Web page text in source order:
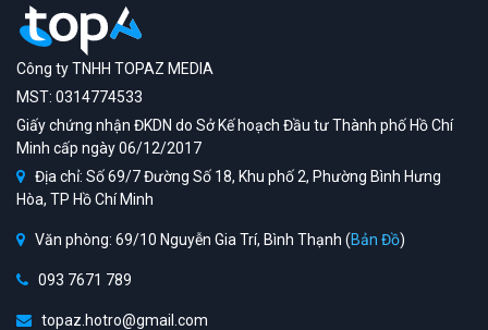
Công ty TNHH TOPAZ MEDIA
MST: 0314774533
Giấy chứng nhận ĐKDN do Sở Kế hoạch Đầu tư Thành phố Hồ Chí
Minh cấp ngày 06/12/2017
Địa chỉ: Số 69/7 Đường Số 18, Khu phố 2, Phường Bình Hưng
Hòa, TP Hồ Chí Minh
Văn phòng: 69/10 Nguyễn Gia Trí, Bình Thạnh (Bản Đồ)
093 7671 789
topaz.hotro@gmail.com